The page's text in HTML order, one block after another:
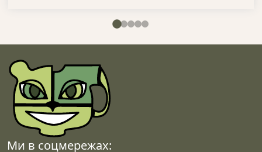
650 грн
можна
вибрати
на
сторінці
товару
Ми в соцмережах: